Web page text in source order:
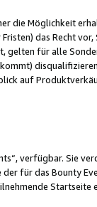
die Möglichkeit
das Recht
gelten für alle
auf
verfügbar. Sie
für das Bounty